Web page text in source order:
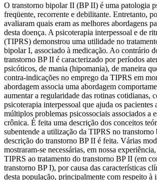
O transtorno bipolar II (BP II) é uma patologia
freqüente, recorrente e debilitante. Entretanto,
avaliaram quais eram as melhores abordagens
desta doença. A psicoterapia interpessoal e de
(TIPRS) demonstrou uma utilidade no
bipolar I, associado à medicação. Ao contrário
transtorno BP II é caracterizado por períodos
psicóticos, de mania (hipomania), de maneira
contra-indicações no emprego da TIPRS em
abordagem associa uma abordagem
aumentar a regularidade das rotinas cotidianas,
psicoterapia interpessoal que ajuda os pacientes
múltiplos problemas psicossociais associados a
crônica. É feita uma descrição dos conceitos
subentende a utilização da TIPRS no
descrição do transtorno BP II é feita. Várias
mostraram-se necessárias, em nossa
TIPRS ao tratamento do transtorno BP II (em
transtorno BP I), por causa das características
desta população, principalmente com respeito à